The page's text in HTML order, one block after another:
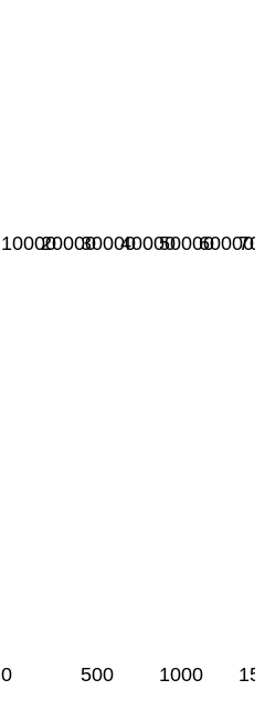
100002000030000400005000060000
0 500 1000